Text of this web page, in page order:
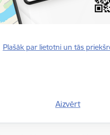
Plašāk par lietotni un tās
Aizvērt
un to radītajām sekām
un to radītajām sekām
un to radītajām sekām